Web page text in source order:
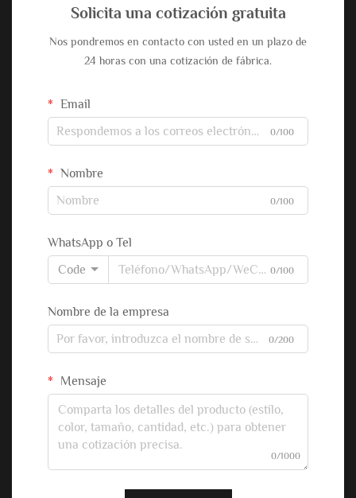
Solicita una cotización gratuita
Nos pondremos en contacto con usted en un plazo de
24 horas con una cotización de fábrica.
Email
0/100
Nombre
0/100
WhatsApp o Tel
Code
0/100
Nombre de la empresa
0/200
Mensaje
0/1000